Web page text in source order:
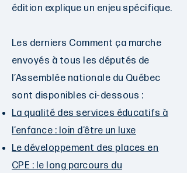
édition explique un enjeu spécifique.
Les derniers Comment ça marche
envoyés à tous les députés de
l’Assemblée nationale du Québec
sont disponibles ci-dessous :
La qualité des services éducatifs à
l’enfance : loin d’être un luxe
Le développement des places en
CPE : le long parcours du